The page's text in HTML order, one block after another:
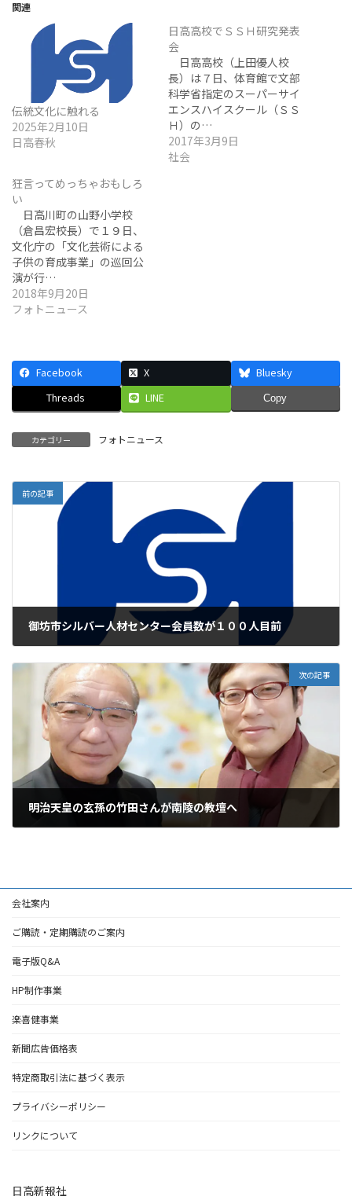
関連
伝統文化に触れる
2025年2月10日
日高春秋
日高高校でＳＳＨ研究発表
会
日高高校（上田優人校
長）は７日、体育館で文部
科学省指定のスーパーサイ
エンスハイスクール（ＳＳ
Ｈ）の…
2017年3月9日
社会
狂言ってめっちゃおもしろ
い
日高川町の山野小学校
（倉昌宏校長）で１９日、
文化庁の「文化芸術による
子供の育成事業」の巡回公
演が行…
2018年9月20日
フォトニュース
Facebook X
Bluesky
Threads
LINE Copy
カテゴリー フォトニュース
前の記事
御坊市シルバー人材センター会員数が１００人目前
次の記事
明治天皇の玄孫の竹田さんが南陵の教壇へ
会社案内
ご購読・定期購読のご案内
電子版Q&A
HP制作事業
楽喜健事業
新聞広告価格表
特定商取引法に基づく表示
プライバシーポリシー
リンクについて
日高新報社